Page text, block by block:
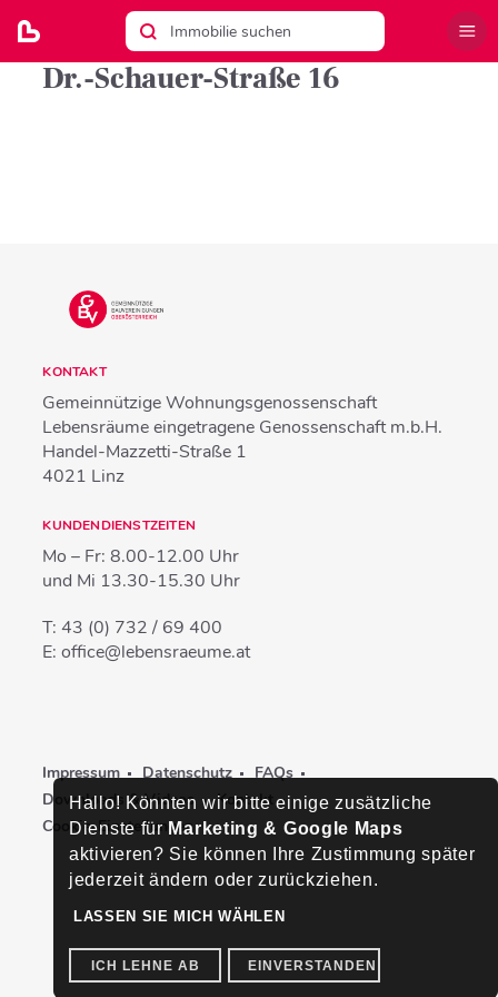
Dr.-Schauer-Straße 16
KONTAKT
Gemeinnützige Wohnungsgenossenschaft
Lebensräume eingetragene Genossenschaft m.b.H.
Handel-Mazzetti-Straße 1
4021 Linz
KUNDENDIENSTZEITEN
Mo – Fr: 8.00-12.00 Uhr
und Mi 13.30-15.30 Uhr
T:43 (0) 732 / 69 400
E:office@lebensraeume.at
Impressum Datenschutz
FAQs
Downloads & Videos
Kontakt
Cookie-Einstellungen
Hallo! Könnten wir bitte einige zusätzliche
Dienste für Marketing & Google Maps
aktivieren? Sie können Ihre Zustimmung später
jederzeit ändern oder zurückziehen.
LASSEN SIE MICH WÄHLEN
ICH LEHNE AB EINVERSTANDEN